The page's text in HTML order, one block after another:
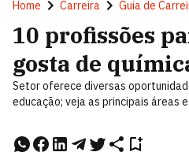
Home Carreira Guia de
10 profissões
gosta de
Setor oferece diversas
educação; veja as principais áreas